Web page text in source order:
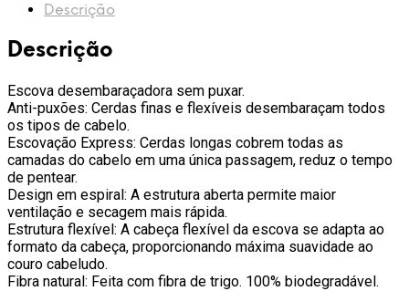
Descrição
Descrição
Escova desembaraçadora sem puxar.
Anti-puxões: Cerdas finas e flexíveis desembaraçam todos
os tipos de cabelo.
Escovação Express: Cerdas longas cobrem todas as
camadas do cabelo em uma única passagem, reduz o tempo
de pentear.
Design em espiral: A estrutura aberta permite maior
ventilação e secagem mais rápida.
Estrutura flexível: A cabeça flexível da escova se adapta ao
formato da cabeça, proporcionando máxima suavidade ao
couro cabeludo.
Fibra natural: Feita com fibra de trigo. 100% biodegradável.